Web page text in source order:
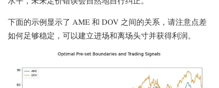
下面的示例显示了 AME 和 DOV 之间的关系，请注意点差
如何足够稳定，可以建立进场和离场头寸并获得利润。